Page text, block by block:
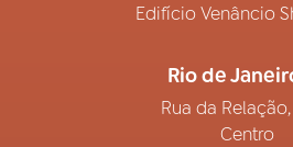
Edifício Venâncio
Rio de
Rua da Relação,
Centro